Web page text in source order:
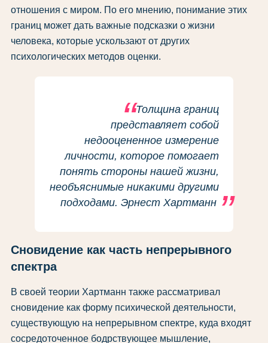
отношения с миром. По его мнению, понимание этих
границ может дать важные подсказки о жизни
человека, которые ускользают от других
психологических методов оценки.
Толщина границ
представляет собой
недооцененное измерение
личности, которое помогает
понять стороны нашей жизни,
необъяснимые никакими другими
подходами. Эрнест Хартманн
Сновидение как часть непрерывного
спектра
В своей теории Хартманн также рассматривал
сновидение как форму психической деятельности,
существующую на непрерывном спектре, куда входят
сосредоточенное бодрствующее мышление,